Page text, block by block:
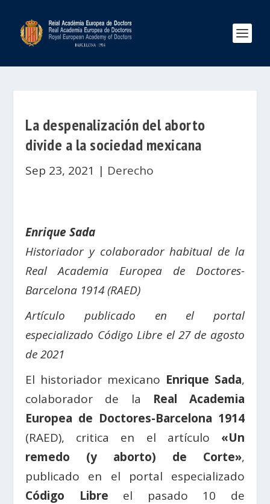
La despenalización del aborto
divide a la sociedad mexicana
Sep 23, 2021 | Derecho
Enrique Sada
Historiador y colaborador habitual de la
Real Academia Europea de Doctores-
Barcelona 1914 (RAED)
Artículo publicado en el portal
especializado Código Libre el 27 de agosto
de 2021
El historiador mexicano Enrique Sada,
colaborador de la Real Academia
Europea de Doctores-Barcelona 1914
(RAED), critica en el artículo «Un
remedo (y aborto) de Corte»,
publicado en el portal especializado
Código Libre el pasado 10 de